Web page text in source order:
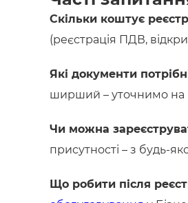
Скільки коштує
(реєстрація ПДВ,
Які документи
ширший – уточнимо на
Чи можна
присутності – з будь-
Що робити після